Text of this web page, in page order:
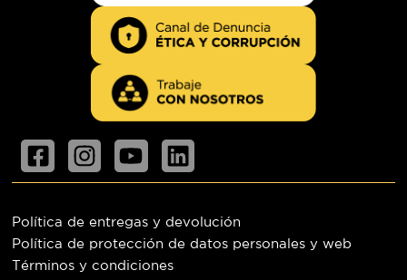
Política de entregas y devolución
Política de protección de datos personales y web
Términos y condiciones